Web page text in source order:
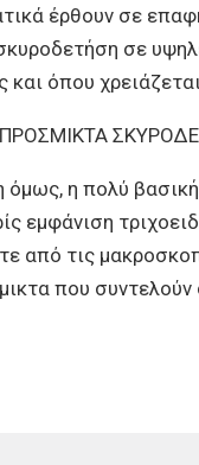
έρθουν σε
σε
και όπου
η πολύ
εμφάνιση
από τις
που